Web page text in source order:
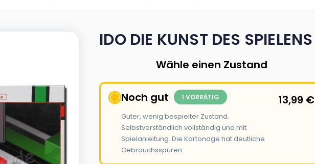
IDO DIE KUNST DES SPIELENS
Wähle einen Zustand
Noch gut 1 VORRÄTIG
Guter, wenig bespielter Zustand.
Selbstverständlich vollständig und mit
Spielanleitung. Die Kartonage hat deutliche
Gebrauchsspuren.
13,99 €